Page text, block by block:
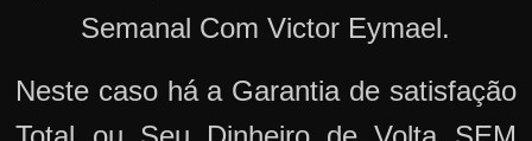
Semanal Com Victor Eymael.
Neste caso há a Garantia de satisfação